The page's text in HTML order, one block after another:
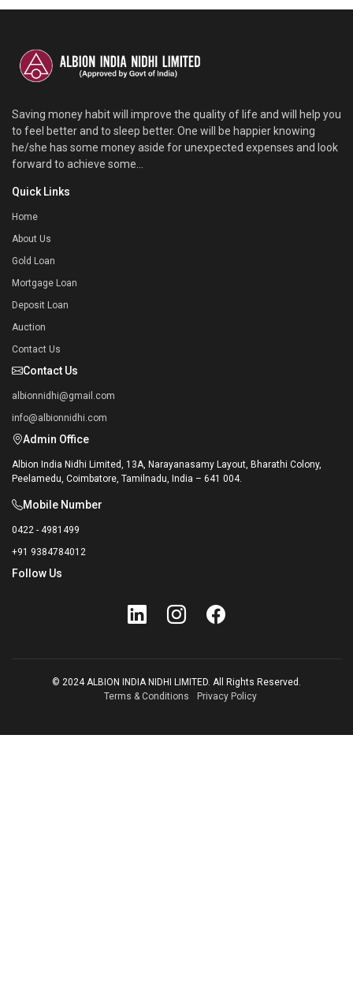
Saving money habit will improve the quality of life and will help you
to feel better and to sleep better. One will be happier knowing
he/she has some money aside for unexpected expenses and look
forward to achieve some...
Quick Links
Home
About Us
Gold Loan
Mortgage Loan
Deposit Loan
Auction
Contact Us
Contact Us
albionnidhi@gmail.com
info@albionnidhi.com
Admin Office
Albion India Nidhi Limited, 13A, Narayanasamy Layout, Bharathi Colony,
Peelamedu, Coimbatore, Tamilnadu, India – 641 004.
Mobile Number
0422 - 4981499
+91 9384784012
Follow Us
© 2024 ALBION INDIA NIDHI LIMITED. All Rights Reserved.
Terms & Conditions
Privacy Policy